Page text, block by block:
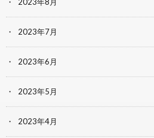
2023年7月
2023年6月
2023年5月
2023年4月